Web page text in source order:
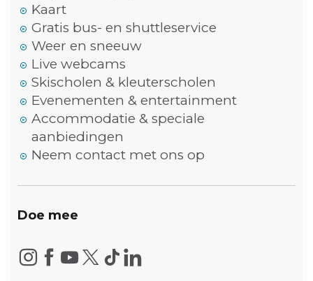
Kaart
Gratis bus- en shuttleservice
Weer en sneeuw
Live webcams
Skischolen & kleuterscholen
Evenementen & entertainment
Accommodatie & speciale
aanbiedingen
Neem contact met ons op
Doe mee